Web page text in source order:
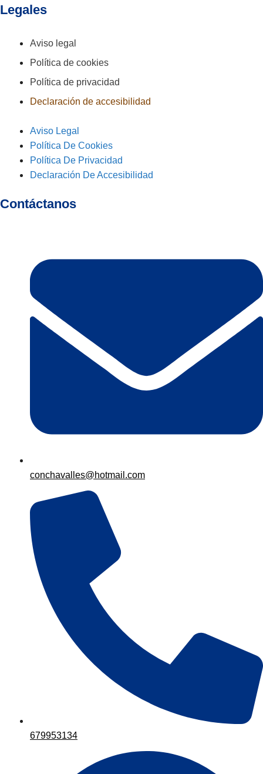
Legales
Aviso legal
Política de cookies
Política de privacidad
Declaración de accesibilidad
Aviso Legal
Política De Cookies
Política De Privacidad
Declaración De Accesibilidad
Contáctanos
conchavalles@hotmail.com
679953134